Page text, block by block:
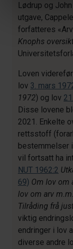
Lødrup og
utgave,
forfatteres
Knophs
Loven
lov 3. mars
1972) og lov
Disse lovene
2021. Enkelte
rettsstoff
bestemmelser
vil fortsatt ha
NUT 1962:2
69) Om lov om
lov om arv m.m.
Tilråding frå
viktig
endringer i lov
diverse andre